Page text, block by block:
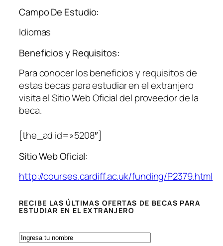
Campo De Estudio:
Idiomas
Beneficios y Requisitos:
Para conocer los beneficios y requisitos de
estas becas para estudiar en el extranjero
visita el Sitio Web Oficial del proveedor de la
beca.
[the_ad id=»5208″]
Sitio Web Oficial:
http://courses.cardiff.ac.uk/funding/P2379.html
RECIBE LAS ÚLTIMAS OFERTAS DE BECAS PARA
ESTUDIAR EN EL EXTRANJERO